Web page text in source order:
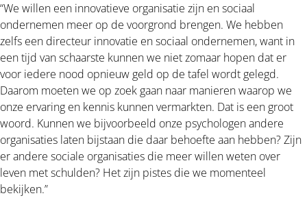
“We willen een innovatieve organisatie zijn en sociaal
ondernemen meer op de voorgrond brengen. We hebben
zelfs een directeur innovatie en sociaal ondernemen, want in
een tijd van schaarste kunnen we niet zomaar hopen dat er
voor iedere nood opnieuw geld op de tafel wordt gelegd.
Daarom moeten we op zoek gaan naar manieren waarop we
onze ervaring en kennis kunnen vermarkten. Dat is een groot
woord. Kunnen we bijvoorbeeld onze psychologen andere
organisaties laten bijstaan die daar behoefte aan hebben? Zijn
er andere sociale organisaties die meer willen weten over
leven met schulden? Het zijn pistes die we momenteel
bekijken.”